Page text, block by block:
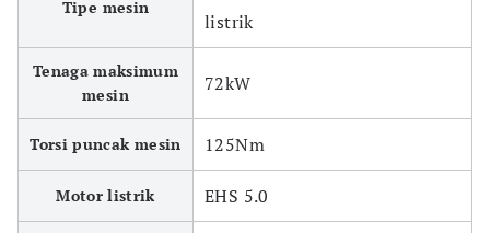
Tipe mesin
listrik
Tenaga maksimum
mesin
72kW
Torsi puncak mesin 125Nm
Motor listrik EHS 5.0